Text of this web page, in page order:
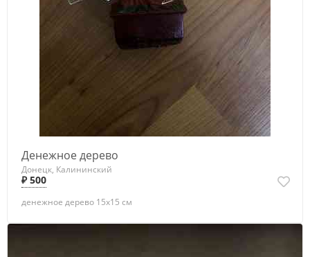
Денежное дерево
Донецк, Калининский
₽ 500
денежное дерево 15х15 см